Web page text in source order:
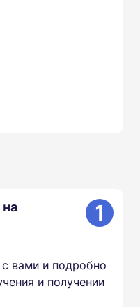
1
вами и подробно
и получении